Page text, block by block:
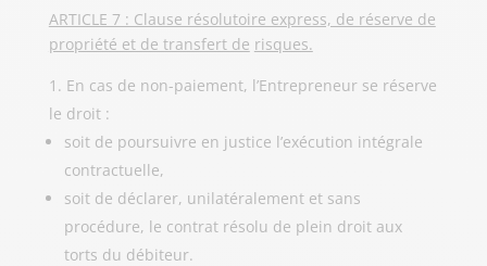
ARTICLE 7 : Clause résolutoire express, de réserve de
propriété et de transfert de risques.
En cas de non-paiement, l’Entrepreneur se réserve
le droit :
soit de poursuivre en justice l’exécution intégrale
contractuelle,
soit de déclarer, unilatéralement et sans
procédure, le contrat résolu de plein droit aux
torts du débiteur.